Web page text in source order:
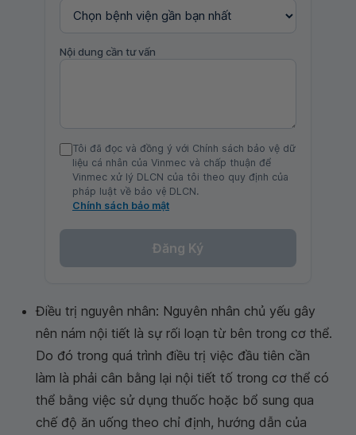
Nội dung cần tư vấn
Tôi đã đọc và đồng ý với Chính sách bảo vệ dữ
liệu cá nhân của Vinmec và chấp thuận để
Vinmec xử lý DLCN của tôi theo quy định của
pháp luật về bảo vệ DLCN.
Chính sách bảo mật
Đăng Ký
Điều trị nguyên nhân: Nguyên nhân chủ yếu gây
nên nám nội tiết là sự rối loạn từ bên trong cơ thể.
Do đó trong quá trình điều trị việc đầu tiên cần
làm là phải cân bằng lại nội tiết tố trong cơ thể có
thể bằng việc sử dụng thuốc hoặc bổ sung qua
chế độ ăn uống theo chỉ định, hướng dẫn của